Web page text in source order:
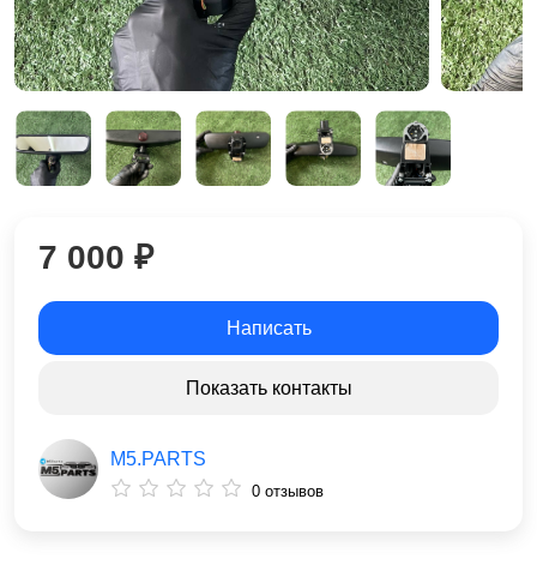
7 000 ₽
Написать
Показать контакты
M5.PARTS
0 отзывов